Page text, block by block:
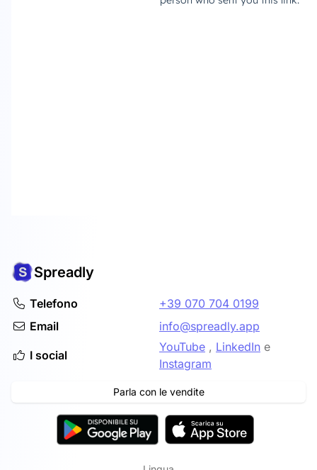
Spreadly
Telefono
+39 070 704 0199
Email
info@spreadly.app
I social
YouTube , LinkedIn e
Instagram
Parla con le vendite